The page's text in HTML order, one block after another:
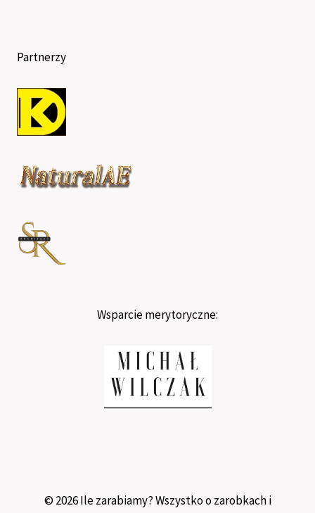
Partnerzy
Wsparcie merytoryczne:
© 2026 Ile zarabiamy? Wszystko o zarobkach i